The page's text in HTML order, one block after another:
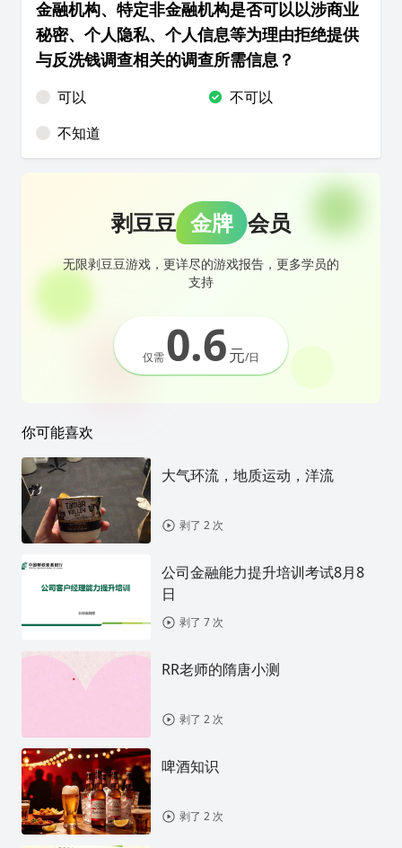
金融机构、特定非金融机构是否可以以涉商业
秘密、个人隐私、个人信息等为理由拒绝提供
与反洗钱调查相关的调查所需信息？
可以
不可以
不知道
剥豆豆 金牌 会员
无限剥豆豆游戏，更详尽的游戏报告，更多学员的
支持
仅需0.6元/日
你可能喜欢
大气环流，地质运动，洋流
剥了 2 次
公司金融能力提升培训考试8月8
日
剥了 7 次
RR老师的隋唐小测
剥了 2 次
啤酒知识
剥了 2 次